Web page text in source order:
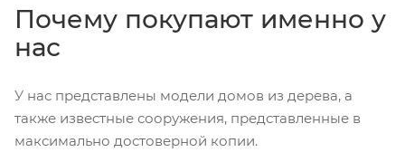
Почему покупают именно у
нас
У нас представлены модели домов из дерева, а
также известные сооружения, представленные в
максимально достоверной копии.